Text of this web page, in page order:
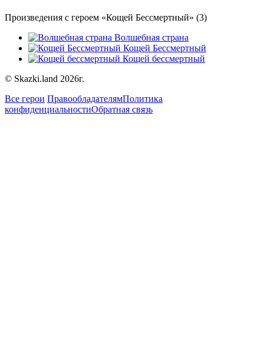
Произведения с героем «Кощей Бессмертный» (3)
Волшебная страна
Кощей Бессмертный
Кощей бессмертный
© Skazki.land 2026г.
Все герои ПравообладателямПолитика
конфиденциальностиОбратная связь